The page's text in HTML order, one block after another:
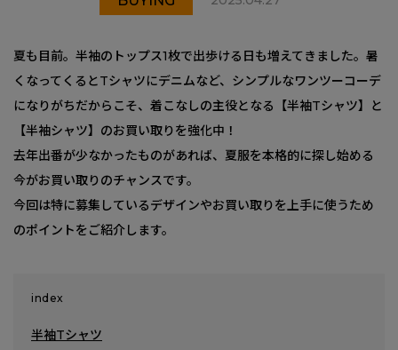
夏も目前。半袖のトップス1枚で出歩ける日も増えてきました。暑
くなってくるとTシャツにデニムなど、シンプルなワンツーコーデ
になりがちだからこそ、着こなしの主役となる【半袖Tシャツ】と
【半袖シャツ】のお買い取りを強化中！
去年出番が少なかったものがあれば、夏服を本格的に探し始める
今がお買い取りのチャンスです。
今回は特に募集しているデザインやお買い取りを上手に使うため
のポイントをご紹介します。
index
半袖Tシャツ